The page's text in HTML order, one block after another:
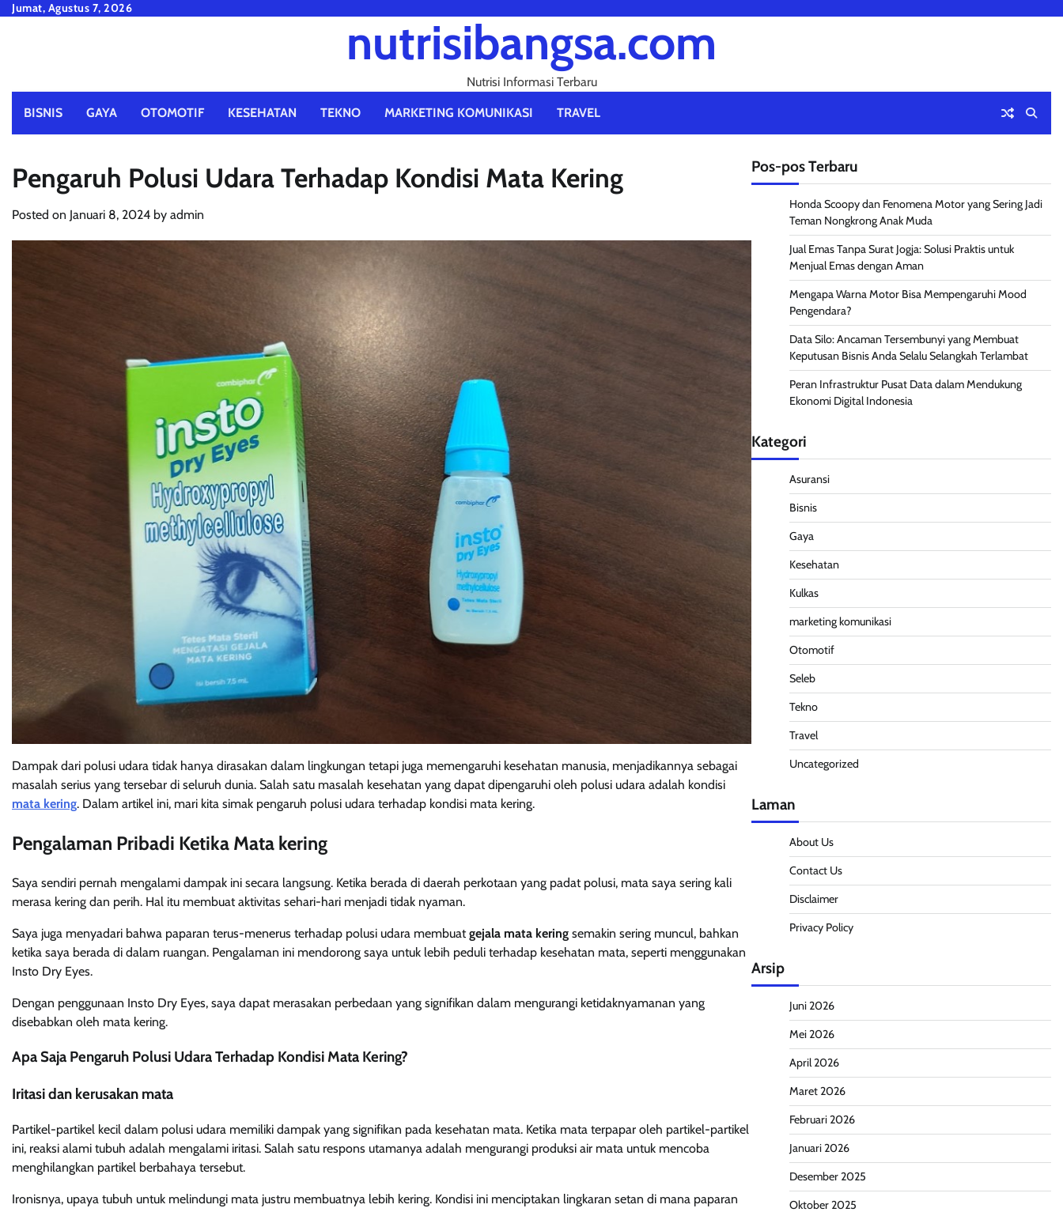
SkipJumat, Agustus 7, 2026
nutrisibangsa.com
Nutrisi Informasi Terbaru
BISNIS GAYA OTOMOTIF KESEHATAN TEKNO MARKETING KOMUNIKASI TRAVEL
Pengaruh Polusi Udara Terhadap Kondisi Mata Kering
Posted on Januari 8, 2024 by admin
Dampak dari polusi udara tidak hanya dirasakan dalam lingkungan tetapi juga memengaruhi kesehatan manusia, menjadikannya sebagai
masalah serius yang tersebar di seluruh dunia. Salah satu masalah kesehatan yang dapat dipengaruhi oleh polusi udara adalah kondisi
mata kering. Dalam artikel ini, mari kita simak pengaruh polusi udara terhadap kondisi mata kering.
Pengalaman Pribadi Ketika Mata kering
Saya sendiri pernah mengalami dampak ini secara langsung. Ketika berada di daerah perkotaan yang padat polusi, mata saya sering kali
merasa kering dan perih. Hal itu membuat aktivitas sehari-hari menjadi tidak nyaman.
Saya juga menyadari bahwa paparan terus-menerus terhadap polusi udara membuatgejala mata kering semakin sering muncul, bahkan
ketika saya berada di dalam ruangan. Pengalaman ini mendorong saya untuk lebih peduli terhadap kesehatan mata, seperti menggunakan
Insto Dry Eyes.
Dengan penggunaan Insto Dry Eyes, saya dapat merasakan perbedaan yang signifikan dalam mengurangi ketidaknyamanan yang
disebabkan oleh mata kering.
Apa Saja Pengaruh Polusi Udara Terhadap Kondisi Mata Kering?
Iritasi dan kerusakan mata
Partikel-partikel kecil dalam polusi udara memiliki dampak yang signifikan pada kesehatan mata. Ketika mata terpapar oleh partikel-partikel
ini, reaksi alami tubuh adalah mengalami iritasi. Salah satu respons utamanya adalah mengurangi produksi air mata untuk mencoba
menghilangkan partikel berbahaya tersebut.
Ironisnya, upaya tubuh untuk melindungi mata justru membuatnya lebih kering. Kondisi ini menciptakan lingkaran setan di mana paparan
Pos-pos Terbaru
Honda Scoopy dan Fenomena Motor yang Sering Jadi
Teman Nongkrong Anak Muda
Jual Emas Tanpa Surat Jogja: Solusi Praktis untuk
Menjual Emas dengan Aman
Mengapa Warna Motor Bisa Mempengaruhi Mood
Pengendara?
Data Silo: Ancaman Tersembunyi yang Membuat
Keputusan Bisnis Anda Selalu Selangkah Terlambat
Peran Infrastruktur Pusat Data dalam Mendukung
Ekonomi Digital Indonesia
Kategori
Asuransi
Bisnis
Gaya
Kesehatan
Kulkas
marketing komunikasi
Otomotif
Seleb
Tekno
Travel
Uncategorized
Laman
About Us
Contact Us
Disclaimer
Privacy Policy
Arsip
Juni 2026
Mei 2026
April 2026
Maret 2026
Februari 2026
Januari 2026
Desember 2025
Oktober 2025